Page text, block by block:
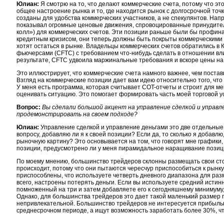
Юлиан: Я смотрю на то, что делают коммерческие счета, потому что
общее настроение рынка и то, где находится рынок с долгосрочной
созданы для удобства коммерческих участников, а не спекулянтов.
показывал огромные ценовые движения, спровоцированные
колл») для коммерческих счетов. Эти позиции раньше были бы
кредитным кризисом, они теперь должны быть покрыты
хотят остаться в рынке. Владельцы коммерческих счетов обратились
фьючерсами (CFTC) с требованием что-нибудь сделать в отношении
результате, CFTC удвоила маржинальные требования и вскоре цены
Это иллюстрирует, что коммерческие счета намного важнее, чем
Взгляд на коммерческие позиции дает вам идею относительно того,
У меня есть программа, которая считывает COT-отчеты и строит для
оценивать ситуацию. Это помогает формировать часть моей торговой
Вопрос: Вы сделали большой акцент на управление сделкой и
продемонстрировать на своем подходе?
Юлиан: Управление сделкой и управление деньгами это две
вопросу, добавляю ли я к своей позиции? Если да, то сколько я
рыночную картину? Это основывается на том, что говорят мне
позиции, предусмотрено ли у меня пирамидальное наращивание
По моему мнению, большинство трейдеров склонны размещать свои
происходит, потому что они пытаются чересчур приспособиться к
приспособлены, что используете четверть дневного диапазона для
всего, настроены потерять деньги. Если вы используете средний
помноженный на три и затем добавляете его к сегодняшнему
Однако, для большинства трейдеров это дает такой маленький размер
непривлекательной. Большинство трейдеров не интересуется
среднесрочном периоде, а ищут возможность заработать более 30%,